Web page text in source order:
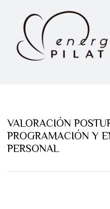
VALORACIÓN
PROGRAMACIÓN Y
PERSONAL